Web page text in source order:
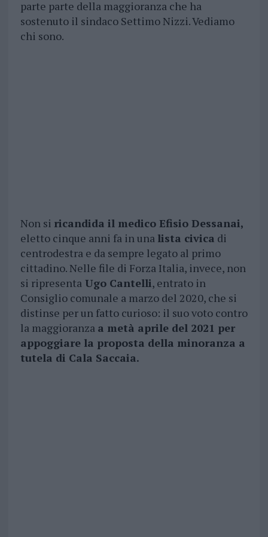
parte parte della maggioranza che ha
sostenuto il sindaco Settimo Nizzi. Vediamo
chi sono.
Non si ricandida il medico Efisio Dessanai,
eletto cinque anni fa in una lista civica di
centrodestra e da sempre legato al primo
cittadino. Nelle file di Forza Italia, invece, non
si ripresentaUgo Cantelli, entrato in
Consiglio comunale a marzo del 2020, che si
distinse per un fatto curioso: il suo voto contro
la maggioranza a metà aprile del 2021 per
appoggiare la proposta della minoranza a
tutela di Cala Saccaia.